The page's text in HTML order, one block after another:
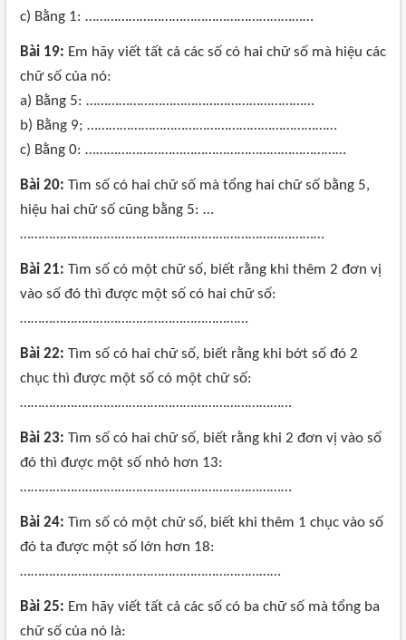
c) Bằng 1: ………………………………………………………
Bài 19: Em hãy viết tất cả các số có hai chữ số mà hiệu các
chữ số của nó:
a) Bằng 5: ………………………………………………………
b) Bằng 9; ……………………………………………………………
c) Bằng 0: ………………………………………………………………
Bài 20: Tìm số có hai chữ số mà tổng hai chữ số bằng 5,
hiệu hai chữ số cũng bằng 5: …
…………………………………………………………………………
Bài 21: Tìm số có một chữ số, biết rằng khi thêm 2 đơn vị
vào số đó thì được một số có hai chữ số:
………………………………………………………
Bài 22: Tìm số có hai chữ số, biết rằng khi bớt số đó 2
chục thì được một số có một chữ số:
…………………………………………………………………
Bài 23: Tìm số có hai chữ số, biết rằng khi 2 đơn vị vào số
đó thì được một số nhỏ hơn 13:
…………………………………………………………………
Bài 24: Tìm số có một chữ số, biết khi thêm 1 chục vào số
đó ta được một số lớn hơn 18:
………………………………………………………………
Bài 25: Em hãy viết tất cả các số có ba chữ số mà tổng ba
chữ số của nó là: